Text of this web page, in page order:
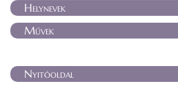
Helynevek
Művek
Nyitóoldal